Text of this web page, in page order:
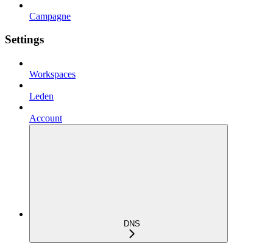
Campagne
Settings
Workspaces
Leden
Account
DNS